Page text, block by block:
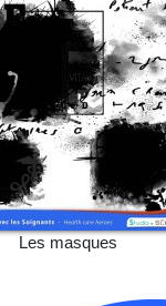
Les masques